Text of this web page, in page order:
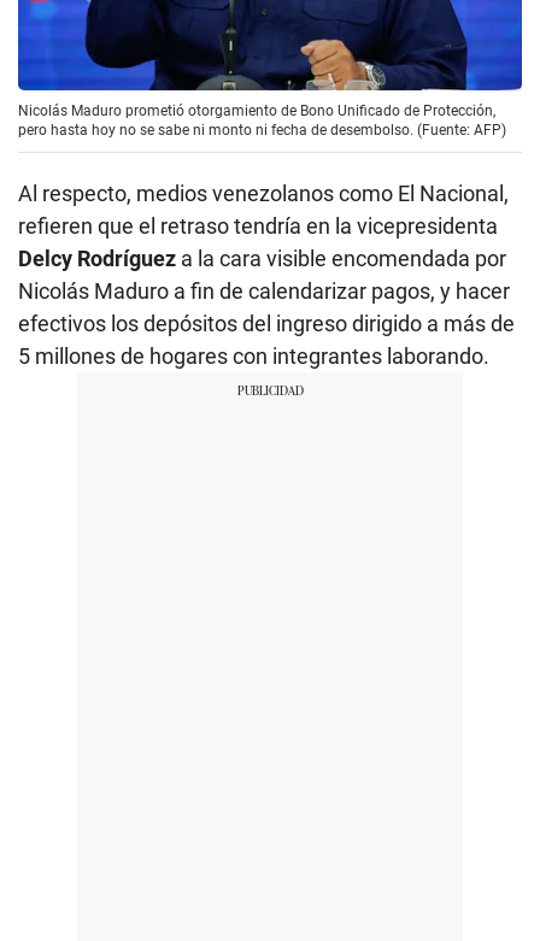
Nicolás Maduro prometió otorgamiento de Bono Unificado de Protección,
pero hasta hoy no se sabe ni monto ni fecha de desembolso. (Fuente: AFP)
Al respecto, medios venezolanos como El Nacional,
refieren que el retraso tendría en la vicepresidenta
Delcy Rodríguez a la cara visible encomendada por
Nicolás Maduro a fin de calendarizar pagos, y hacer
efectivos los depósitos del ingreso dirigido a más de
5 millones de hogares con integrantes laborando.